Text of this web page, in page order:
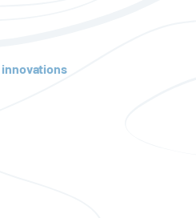
innovations